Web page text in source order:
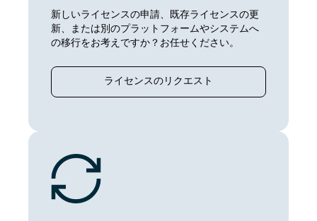
新しいライセンスの申請、既存ライセンスの更
新、または別のプラットフォームやシステムへ
の移行をお考えですか？お任せください。
ライセンスのリクエスト